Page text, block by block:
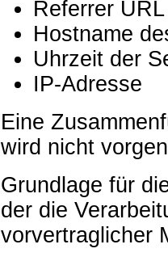
Referrer URL
Hostname
Uhrzeit der
IP-Adresse
Eine
wird nicht
Grundlage für
der die
vorvertraglicher